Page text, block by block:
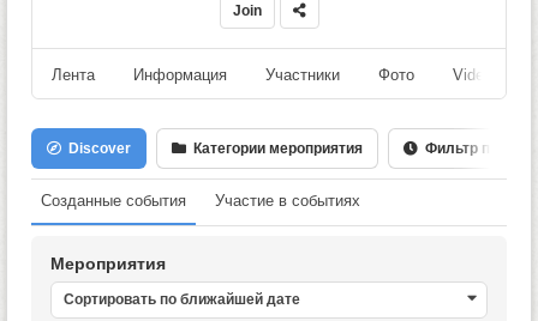
Join
Лента Информация Участники Фото Videos
Discover Категории мероприятия Фильтр по Дате
Созданные события Участие в событиях
Мероприятия
Сортировать по ближайшей дате